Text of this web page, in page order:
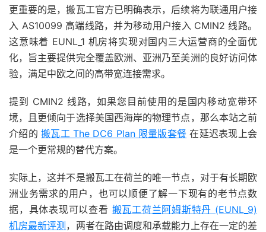
更重要的是，搬瓦工官方已明确表示，后续将为联通用户接
入 AS10099 高端线路，并为移动用户接入 CMIN2 线路。
这意味着 EUNL_1 机房将实现对国内三大运营商的全面优
化，旨主要提供完全覆盖欧洲、亚洲乃至美洲的良好访问体
验，满足中欧之间的高带宽连接需求。
提到 CMIN2 线路，如果您目前使用的是国内移动宽带环
境，且更倾向于选择美国西海岸的物理节点，那么本站之前
介绍的搬瓦工 The DC6 Plan 限量版套餐 在延迟表现上会
是一个更常规的替代方案。
实际上，这并不是搬瓦工在荷兰的唯一节点，对于有长期欧
洲业务需求的用户，也可以顺便了解一下现有的老节点数
据，具体表现可以查看 搬瓦工荷兰阿姆斯特丹 (EUNL_9)
机房最新评测 ，两者在路由调度和承载能力上存在一定的差